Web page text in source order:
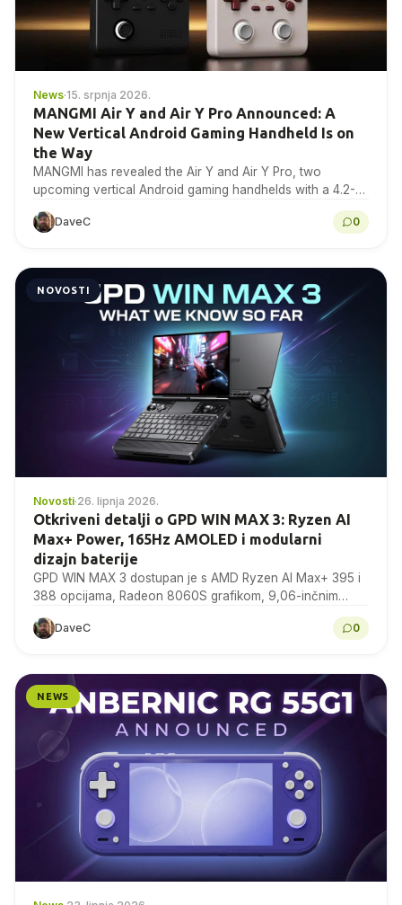
News·15. srpnja 2026.
MANGMI Air Y and Air Y Pro Announced: A
New Vertical Android Gaming Handheld Is on
the Way
MANGMI has revealed the Air Y and Air Y Pro, two
upcoming vertical Android gaming handhelds with a 4.2-
DaveC 0
NOVOSTI
Novosti·26. lipnja 2026.
Otkriveni detalji o GPD WIN MAX 3: Ryzen AI
Max+ Power, 165Hz AMOLED i modularni
dizajn baterije
GPD WIN MAX 3 dostupan je s AMD Ryzen AI Max+ 395 i
388 opcijama, Radeon 8060S grafikom, 9,06-inčnim
DaveC 0
NEWS